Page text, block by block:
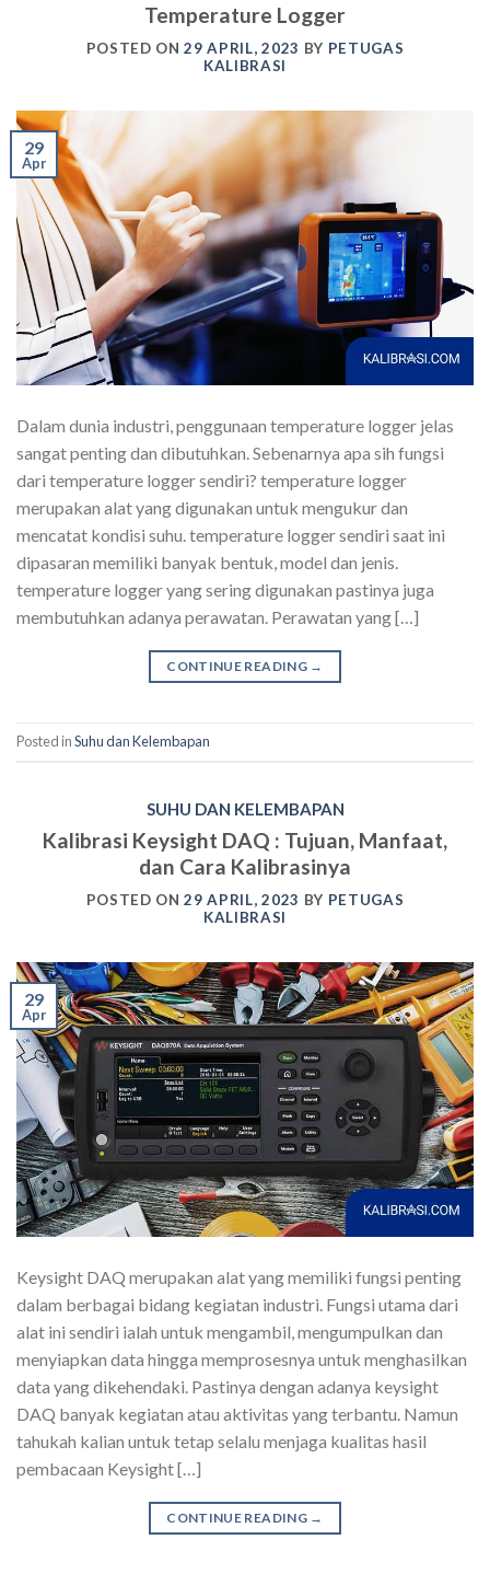
Temperature Logger
POSTED ON29 APRIL, 2023 BY PETUGAS
KALIBRASI
29
Apr
Dalam dunia industri, penggunaan temperature logger jelas
sangat penting dan dibutuhkan. Sebenarnya apa sih fungsi
dari temperature logger sendiri? temperature logger
merupakan alat yang digunakan untuk mengukur dan
mencatat kondisi suhu. temperature logger sendiri saat ini
dipasaran memiliki banyak bentuk, model dan jenis.
temperature logger yang sering digunakan pastinya juga
membutuhkan adanya perawatan. Perawatan yang […]
CONTINUE READING →
Posted inSuhu dan Kelembapan
SUHU DAN KELEMBAPAN
Kalibrasi Keysight DAQ : Tujuan, Manfaat,
dan Cara Kalibrasinya
POSTED ON29 APRIL, 2023 BY PETUGAS
KALIBRASI
29
Apr
Keysight DAQ merupakan alat yang memiliki fungsi penting
dalam berbagai bidang kegiatan industri. Fungsi utama dari
alat ini sendiri ialah untuk mengambil, mengumpulkan dan
menyiapkan data hingga memprosesnya untuk menghasilkan
data yang dikehendaki. Pastinya dengan adanya keysight
DAQ banyak kegiatan atau aktivitas yang terbantu. Namun
tahukah kalian untuk tetap selalu menjaga kualitas hasil
pembacaan Keysight […]
CONTINUE READING →